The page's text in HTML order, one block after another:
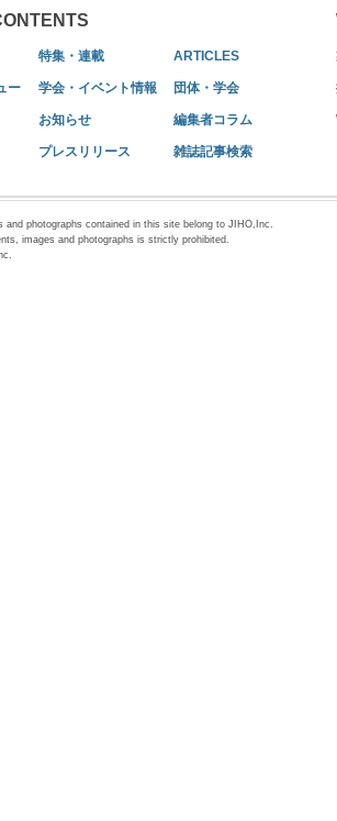
特集・連載 ARTICLES
ー 学会・イベント情報 団体・学会
お知らせ 編集者コラム
プレスリリース 雑誌記事検索
and photographs contained in this site belong to JIHO,Inc.
images and photographs is strictly prohibited.